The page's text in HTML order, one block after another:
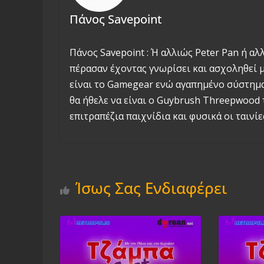
Πάνος Savepoint
Πάνος Savepoint : Ή αλλιώς Peter Pan ή
πέρασαν έχοντας γνωρίσει και ασχοληθεί
είναι το Gamegear ενώ αγαπημένο
θα ήθελε να είναι ο Guybrush
επιτραπέζια παιχνίδια και φυσικά οι
Ίσως Σας Ενδιαφέρει